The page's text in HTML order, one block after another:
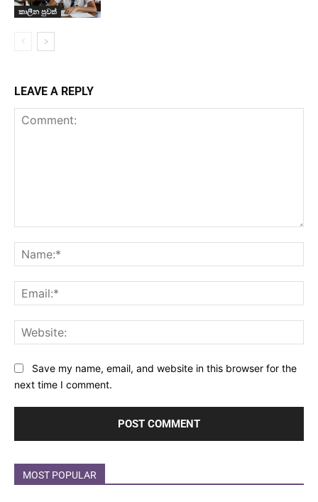
කාලීන පුවත්
LEAVE A REPLY
Save my name, email, and website in this browser for the
next time I comment.
MOST POPULAR